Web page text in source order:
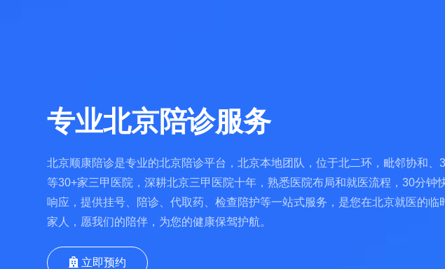
专业北京陪诊服务
北京顺康陪诊是专业的北京陪诊平台，北京本地团队，位于北二环，毗邻协和、
等30+家三甲医院，深耕北京三甲医院十年，熟悉医院布局和就医流程，30分钟
响应，提供挂号、陪诊、代取药、检查陪护等一站式服务，是您在北京就医的临
家人，愿我们的陪伴，为您的健康保驾护航。
立即预约